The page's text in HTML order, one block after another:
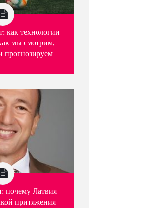
как технологии
мы смотрим,
прогнозируем
почему Латвия
притяжения